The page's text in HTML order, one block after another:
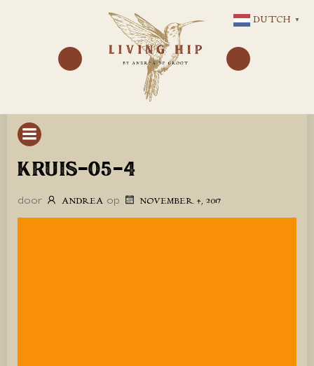
NAAR
DE
INHOUD
KRUIS-05-4
door ANDREA op NOVEMBER 4, 2017
DUTCH ▼